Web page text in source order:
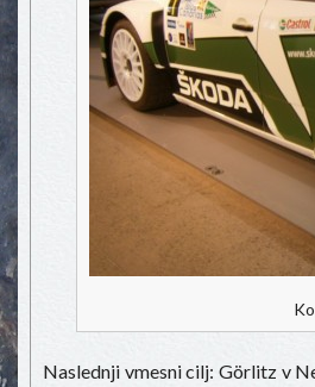
Naslednji vmesni cilj: Görlitz v